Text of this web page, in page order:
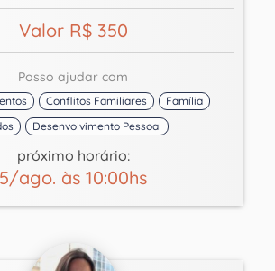
Valor R$ 350
Posso ajudar com
Conflitos Familiares
Família
Desenvolvimento Pessoal
próximo horário:
ago. às 10:00hs